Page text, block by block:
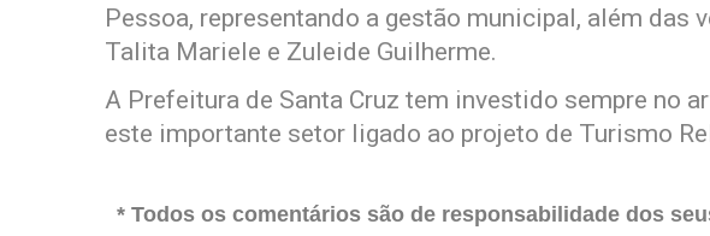
Pessoa, representando a gestão municipal, além das
Talita Mariele e Zuleide Guilherme.
A Prefeitura de Santa Cruz tem investido sempre no
este importante setor ligado ao projeto de Turismo
* Todos os comentários são de responsabilidade dos